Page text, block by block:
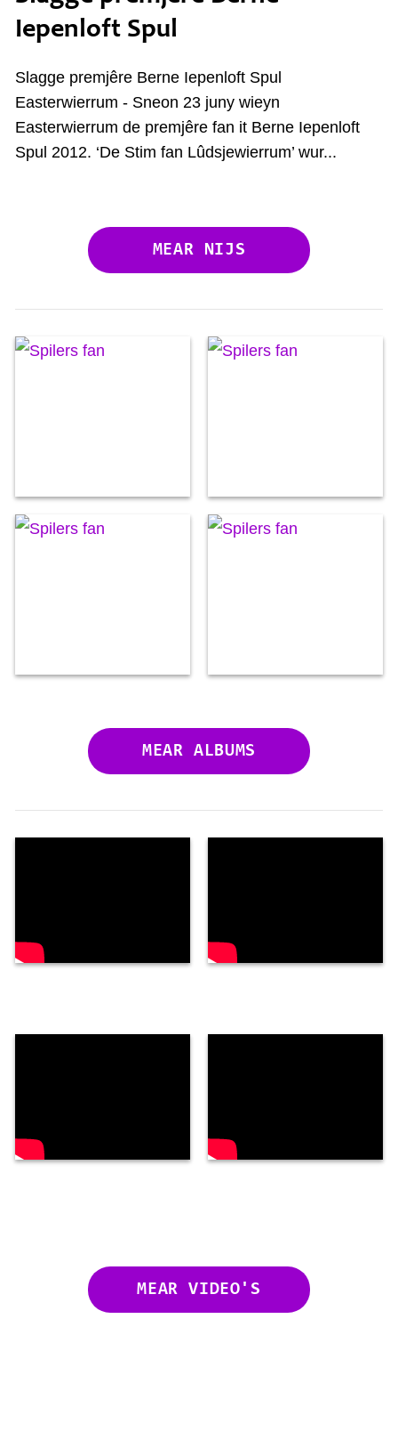
Iepenloft Spul
Slagge premjêre Berne Iepenloft Spul
Easterwierrum - Sneon 23 juny wieyn
Easterwierrum de premjêre fan it Berne Iepenloft
Spul 2012. ‘De Stim fan Lûdsjewierrum’ wur...
MEAR NIJS
MEAR ALBUMS
MEAR VIDEO'S